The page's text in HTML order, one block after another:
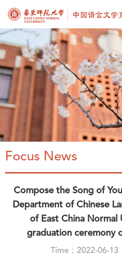
Focus News
Compose the Song of
Department of Chinese
of East China Normal
graduation ceremony
Time：2022-06-